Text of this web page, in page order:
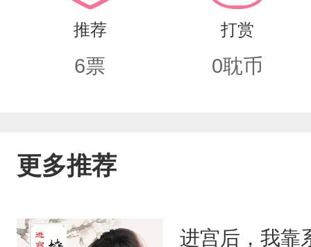
推荐
6票
打赏
0耽币
更多推荐
进宫后，我靠